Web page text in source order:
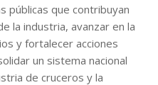
públicas que contribuyan
la industria, avanzar en la
y fortalecer acciones
un sistema nacional
de cruceros y la